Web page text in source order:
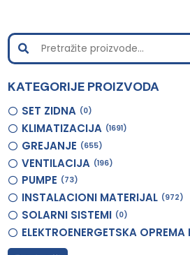
KATEGORIJE PROIZVODA
SET ZIDNA 0
KLIMATIZACIJA 1691
GREJANJE 655
VENTILACIJA 196
PUMPE 73
INSTALACIONI MATERIJAL 972
SOLARNI SISTEMI 0
ELEKTROENERGETSKA